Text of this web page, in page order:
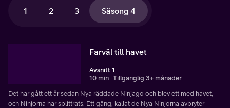
1 2 3 Säsong 4
Farväl till havet
Avsnitt 1
10 min Tillgänglig 3+ månader
Det har gått ett år sedan Nya räddade Ninjago och blev ett med havet,
och Ninjorna har splittrats. Ett gäng, kallat de Nya Ninjorna avbryter